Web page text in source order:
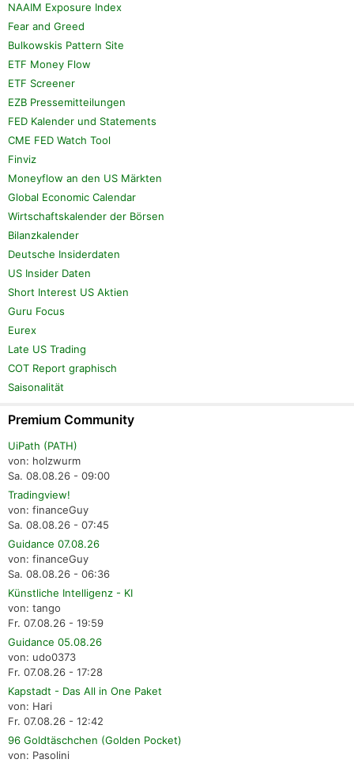
NAAIM Exposure Index
Fear and Greed
Bulkowskis Pattern Site
ETF Money Flow
ETF Screener
EZB Pressemitteilungen
FED Kalender und Statements
CME FED Watch Tool
Finviz
Moneyflow an den US Märkten
Global Economic Calendar
Wirtschaftskalender der Börsen
Bilanzkalender
Deutsche Insiderdaten
US Insider Daten
Short Interest US Aktien
Guru Focus
Eurex
Late US Trading
COT Report graphisch
Saisonalität
Premium Community
UiPath (PATH)
von: holzwurm
Sa. 08.08.26 - 09:00
Tradingview!
von: financeGuy
Sa. 08.08.26 - 07:45
Guidance 07.08.26
von: financeGuy
Sa. 08.08.26 - 06:36
Künstliche Intelligenz - KI
von: tango
Fr. 07.08.26 - 19:59
Guidance 05.08.26
von: udo0373
Fr. 07.08.26 - 17:28
Kapstadt - Das All in One Paket
von: Hari
Fr. 07.08.26 - 12:42
96 Goldtäschchen (Golden Pocket)
von: Pasolini